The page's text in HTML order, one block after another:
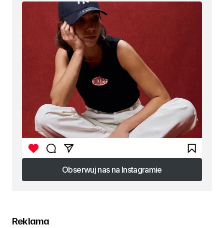
Obserwuj nas na Instagramie
Obserwuj nas na Instagramie
Reklama